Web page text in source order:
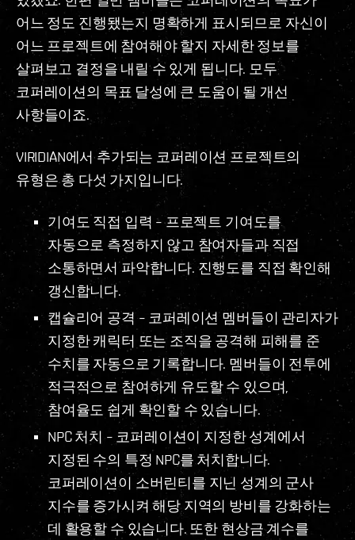
어느 정도 진행됐는지 명확하게 표시되므로 자신이
어느 프로젝트에 참여해야 할지 자세한 정보를
살펴보고 결정을 내릴 수 있게 됩니다. 모두
코퍼레이션의 목표 달성에 큰 도움이 될 개선
사항들이죠.
VIRIDIAN에서 추가되는 코퍼레이션 프로젝트의
유형은 총 다섯 가지입니다.
기여도 직접 입력 – 프로젝트 기여도를
자동으로 측정하지 않고 참여자들과 직접
소통하면서 파악합니다. 진행도를 직접 확인해
갱신합니다.
캡슐리어 공격 – 코퍼레이션 멤버들이 관리자가
지정한 캐릭터 또는 조직을 공격해 피해를 준
수치를 자동으로 기록합니다. 멤버들이 전투에
적극적으로 참여하게 유도할 수 있으며,
참여율도 쉽게 확인할 수 있습니다.
NPC 처치 – 코퍼레이션이 지정한 성계에서
지정된 수의 특정 NPC를 처치합니다.
코퍼레이션이 소버린티를 지닌 성계의 군사
지수를 증가시켜 해당 지역의 방비를 강화하는
데 활용할 수 있습니다. 또한 현상금 계수를